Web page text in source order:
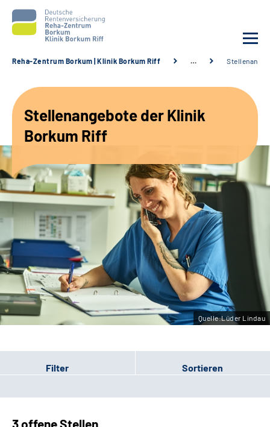
Unsere Angebote
Karriere
Sozialdienste & Zuweisende
Suche
Leichte Sprache
Gebärdensprache
Reha-Zentrum Borkum | Klinik Borkum Riff …
Stellenangebote der Klinik
Borkum Riff
Quelle:Lüder Lindau
Filter Sortieren
3 offene Stellen